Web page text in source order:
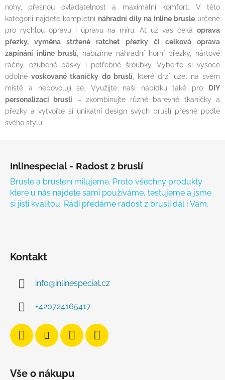
nohy, přesnou ovladatelnost a maximální komfort. V této
kategorii najdete kompletní náhradní díly na inline brusle určené
pro rychlou opravu i úpravu na míru. Ať už vás čeká oprava
přezky, vyměna stržené ratchet přezky či celková oprava
zapínání inline bruslí , nabízíme náhradní horní přezky, nártové
ráčny, ozubené pásky i potřebné šroubky. Vyberte si vysoce
odolnévoskované tkaničky do bruslí, které drží uzel na svém
místě a nepovolují se. Využijte naši nabídku také pro
DIY
personalizaci bruslí – zkombinujte různé barevné tkaničky a
přezky a vytvořte si unikátní design svých bruslí přesně podle
svého stylu.
Inlinespecial - Radost z bruslí
Brusle a bruslení milujeme. Proto všechny produkty
které u nás najdete sami používáme, testujeme a jsme
si jisti kvalitou. Rádi předáme radost z bruslí dál i Vám.
Kontakt
info@inlinespecial.cz
+420724165417
Vše o nákupu